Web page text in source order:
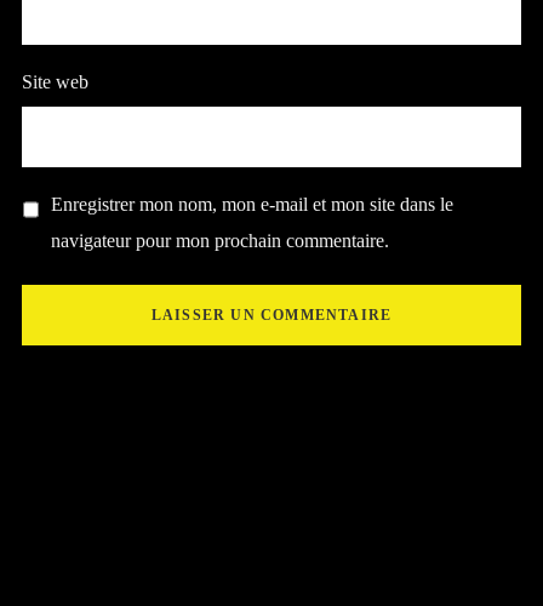
Site web
Enregistrer mon nom, mon e-mail et mon site dans le
navigateur pour mon prochain commentaire.